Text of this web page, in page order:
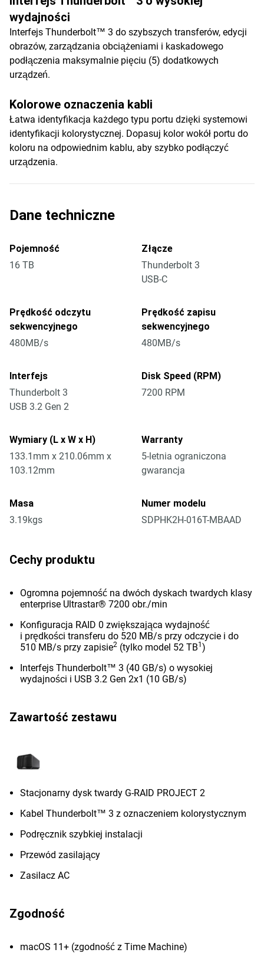
wydajności
Interfejs Thunderbolt™ 3 do szybszych transferów, edycji
obrazów, zarządzania obciążeniami i kaskadowego
podłączenia maksymalnie pięciu (5) dodatkowych
urządzeń.
Kolorowe oznaczenia kabli
Łatwa identyfikacja każdego typu portu dzięki systemowi
identyfikacji kolorystycznej. Dopasuj kolor wokół portu do
koloru na odpowiednim kablu, aby szybko podłączyć
urządzenia.
Dane techniczne
Pojemność
16 TB
Złącze
Thunderbolt 3
USB-C
Prędkość odczytu
sekwencyjnego
480MB/s
Prędkość zapisu
sekwencyjnego
480MB/s
Interfejs
Thunderbolt 3
USB 3.2 Gen 2
Disk Speed (RPM)
7200 RPM
Wymiary (L x W x H)
133.1mm x 210.06mm x
103.12mm
Warranty
5-letnia ograniczona
gwarancja
Masa
3.19kgs
Numer modelu
SDPHK2H-016T-MBAAD
Cechy produktu
Ogromna pojemność na dwóch dyskach twardych klasy
enterprise Ultrastar® 7200 obr./min
Konfiguracja RAID 0 zwiększająca wydajność
i prędkości transferu do 520 MB/s przy odczycie i do
510 MB/s przy zapisie2 (tylko model 52 TB1 )
Interfejs Thunderbolt™ 3 (40 GB/s) o wysokiej
wydajności i USB 3.2 Gen 2x1 (10 GB/s)
Zawartość zestawu
Stacjonarny dysk twardy G-RAID PROJECT 2
Kabel Thunderbolt™ 3 z oznaczeniem kolorystycznym
Podręcznik szybkiej instalacji
Przewód zasilający
Zasilacz AC
Zgodność
macOS 11+ (zgodność z Time Machine)